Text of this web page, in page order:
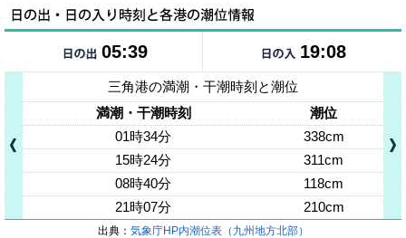
05:39 19:08
三角港の満潮・干潮時刻と潮位
満潮・干潮時刻
潮位
01時34分
338cm
15時24分
311cm
08時40分
118cm
21時07分
210cm
出典： 気象庁HP内潮位表（九州地方北部）